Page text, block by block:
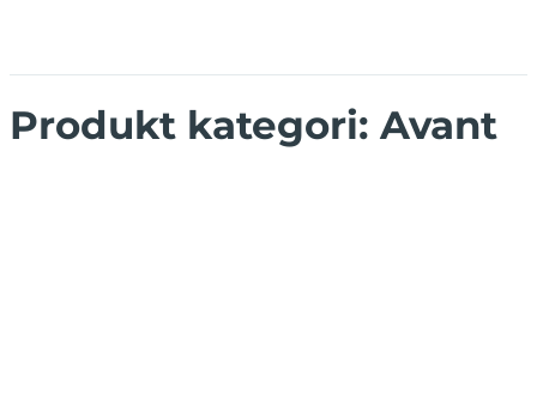
Produkt kategori: Avant